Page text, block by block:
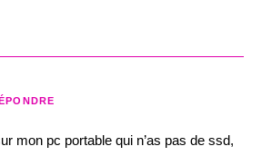
mon pc portable qui n’as pas de ssd,